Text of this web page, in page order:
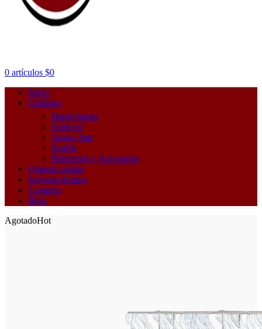
0 artículos $0
Inicio
Catálogo
HappyJapan
Fortever
Arrow Star
SunSir
Repuestos y Accesorios
Quienes somos
Servicio técnico
Contacto
Blog
AgotadoHot